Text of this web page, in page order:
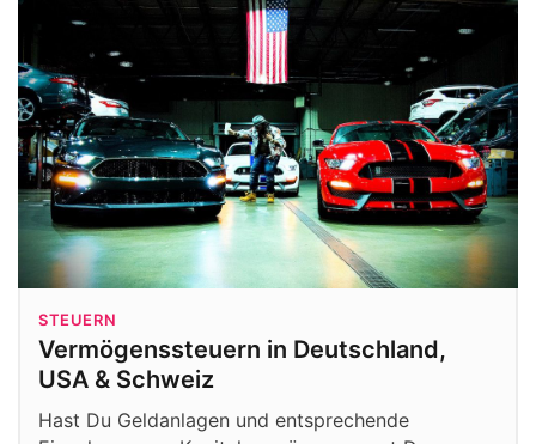
STEUERN
Vermögenssteuern in Deutschland,
USA & Schweiz
Hast Du Geldanlagen und entsprechende